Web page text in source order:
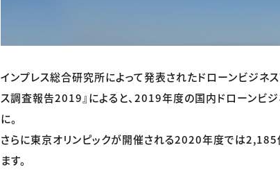
インプレス総合研究所によって発表されたドローンビジネ
ス調査報告2019』によると、2019年度の国内ドローン
に。
さらに東京オリンピックが開催される2020年度では
ます。